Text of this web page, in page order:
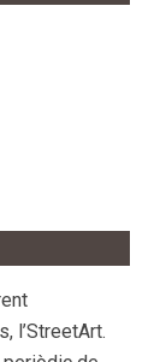
l’StreetArt.